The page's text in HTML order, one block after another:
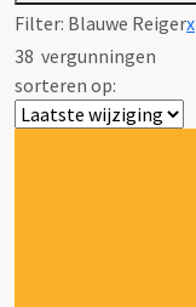
Filter: Blauwe Reigerx
38 vergunningen
sorteren op: